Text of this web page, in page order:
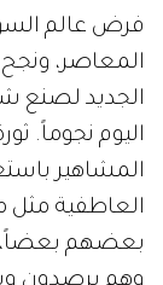
فرض عالم
المعاصر،
الجديد لصنع
اليوم نجوماً.
المشاهير
العاطفية مثل
بعضهم بعضاً،